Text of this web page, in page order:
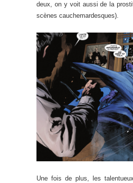
deux, on y voit aussi de la
scènes cauchemardesques).
Une fois de plus, les